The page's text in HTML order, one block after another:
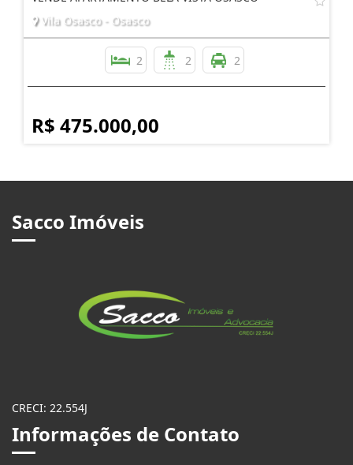
Vila Osasco - Osasco
2 2 2
R$ 475.000,00
Sacco Imóveis
CRECI: 22.554J
Informações de Contato